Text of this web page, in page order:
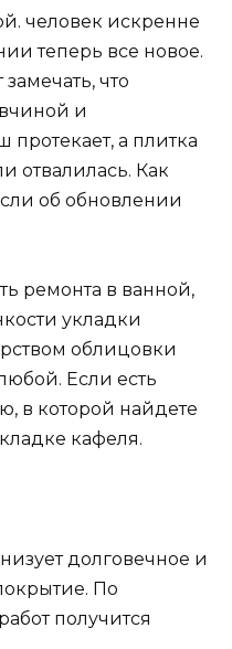
человек искренне
теперь все новое.
что
и
протекает, а плитка
отвалилась. Как
об обновлении
ремонта в ванной,
укладки
облицовки
Если есть
в которой найдете
кафеля.
долговечное и
По
получится